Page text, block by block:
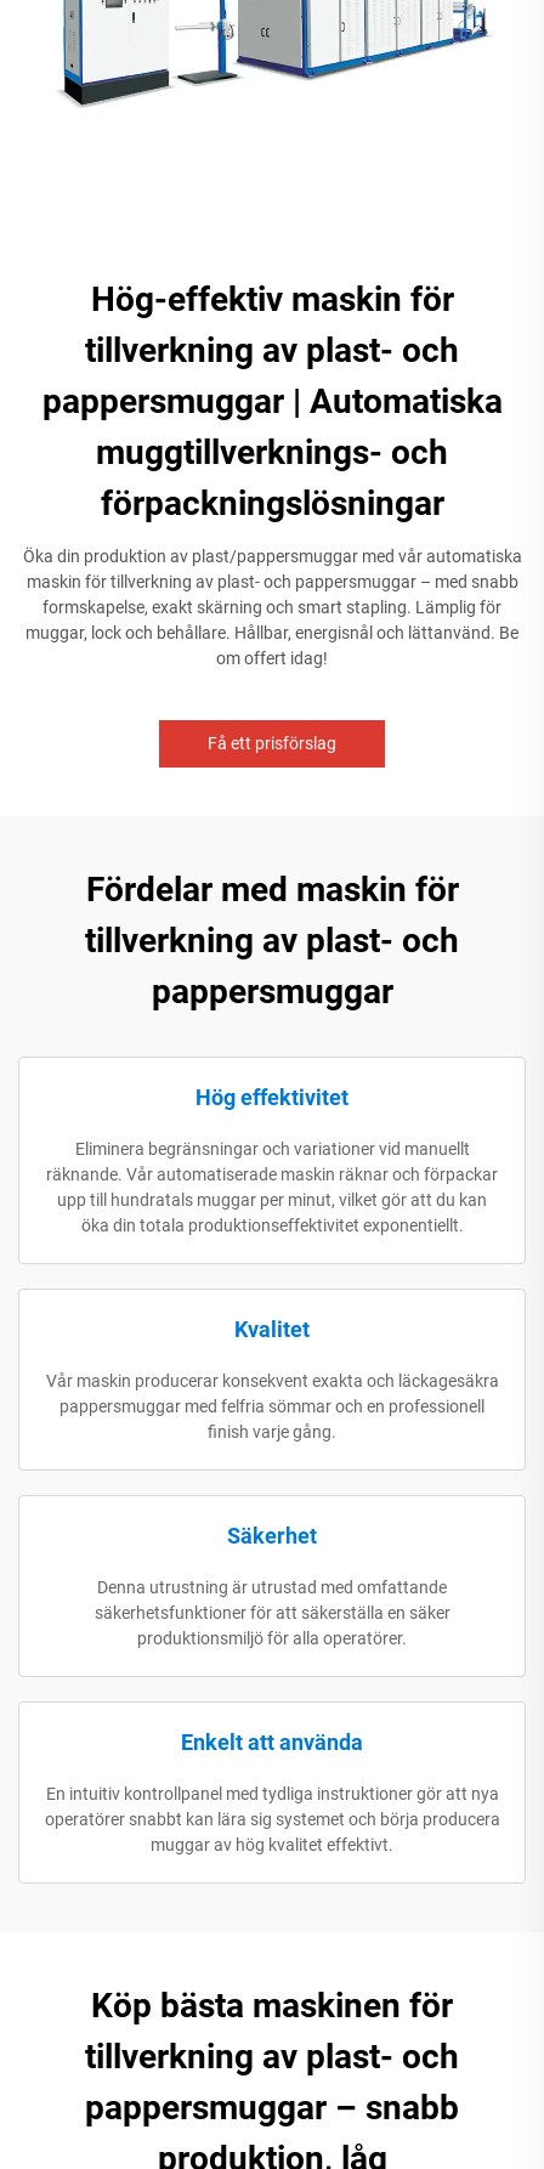
Hög-effektiv maskin för
tillverkning av plast- och
pappersmuggar | Automatiska
muggtillverknings- och
förpackningslösningar
Öka din produktion av plast/pappersmuggar med vår automatiska
maskin för tillverkning av plast- och pappersmuggar – med snabb
formskapelse, exakt skärning och smart stapling. Lämplig för
muggar, lock och behållare. Hållbar, energisnål och lättanvänd. Be
om offert idag!
Få ett prisförslag
Fördelar med maskin för
tillverkning av plast- och
pappersmuggar
Hög effektivitet
Eliminera begränsningar och variationer vid manuellt
räknande. Vår automatiserade maskin räknar och förpackar
upp till hundratals muggar per minut, vilket gör att du kan
öka din totala produktionseffektivitet exponentiellt.
Kvalitet
Vår maskin producerar konsekvent exakta och läckagesäkra
pappersmuggar med felfria sömmar och en professionell
finish varje gång.
Säkerhet
Denna utrustning är utrustad med omfattande
säkerhetsfunktioner för att säkerställa en säker
produktionsmiljö för alla operatörer.
Enkelt att använda
En intuitiv kontrollpanel med tydliga instruktioner gör att nya
operatörer snabbt kan lära sig systemet och börja producera
muggar av hög kvalitet effektivt.
Köp bästa maskinen för
tillverkning av plast- och
pappersmuggar – snabb
produktion, låg